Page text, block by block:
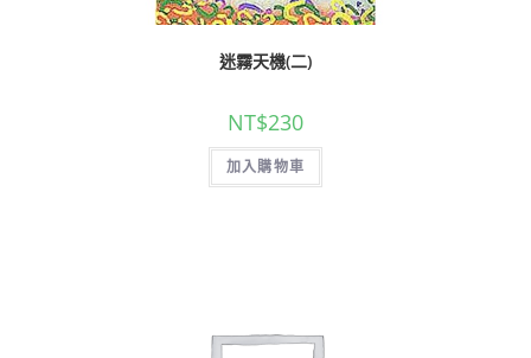
迷霧天機(二)
NT$230
加入購物車